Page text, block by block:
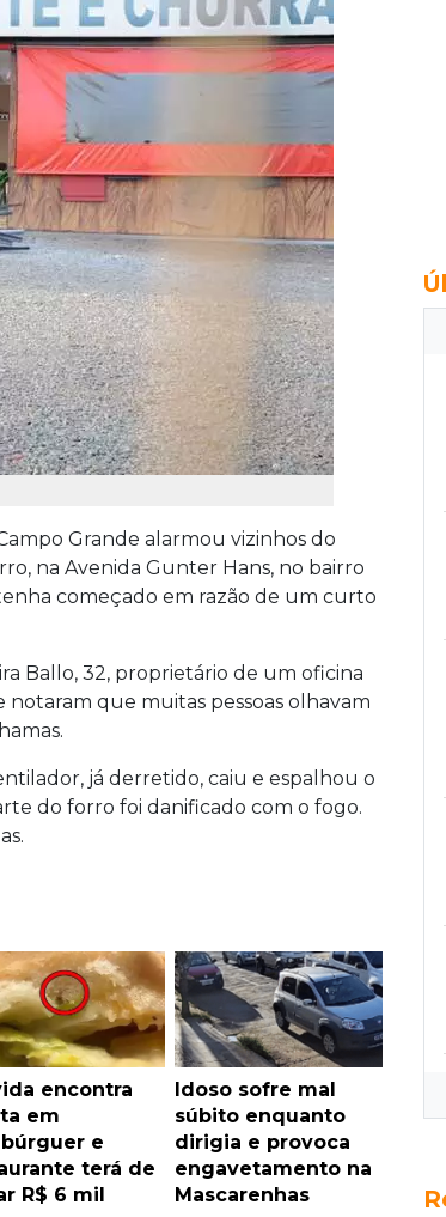
Grande alarmou vizinhos do
na Avenida Gunter Hans, no bairro
começado em razão de um curto
Ballo, 32, proprietário de um oficina
que muitas pessoas olhavam
já derretido, caiu e espalhou o
do forro foi danificado com o fogo.
encontra
em
e
terá de
R$ 6 mil
Idoso sofre mal
súbito enquanto
dirigia e provoca
engavetamento na
Mascarenhas